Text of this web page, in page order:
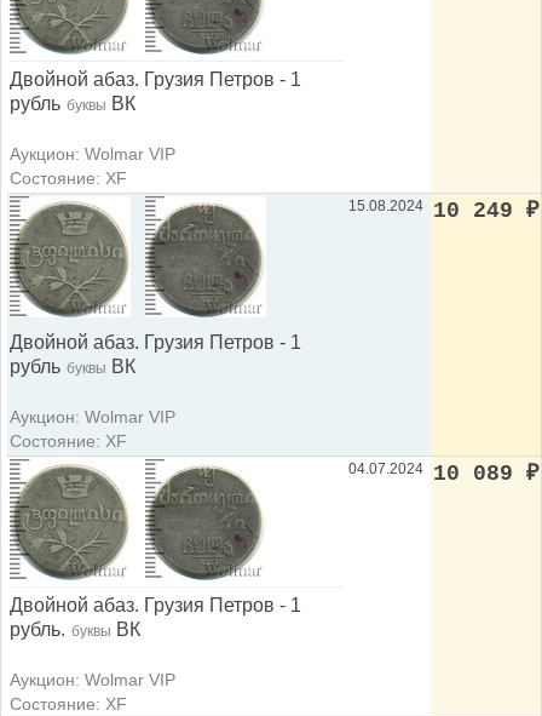
Двойной абаз. Грузия Петров - 1
рубль буквы ВК
Аукцион: Wolmar VIP
Состояние: XF
Двойной абаз. Грузия Петров - 1
рубль буквы ВК
Аукцион: Wolmar VIP
Состояние: XF
15.08.2024 10 249 ₽
Двойной абаз. Грузия Петров - 1
рубль. буквы ВК
Аукцион: Wolmar VIP
Состояние: XF
04.07.2024 10 089 ₽